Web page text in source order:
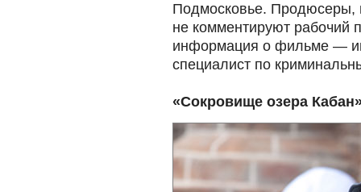
Подмосковье. Продюсеры,
не комментируют рабочий
информация о фильме —
специалист по
«Сокровище озера